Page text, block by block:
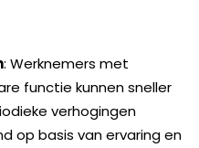
: Werknemers met
functie kunnen sneller
verhogingen
op basis van ervaring en